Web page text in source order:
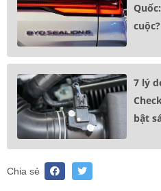
cuộc?
7 lý
bật
Chia sẻ